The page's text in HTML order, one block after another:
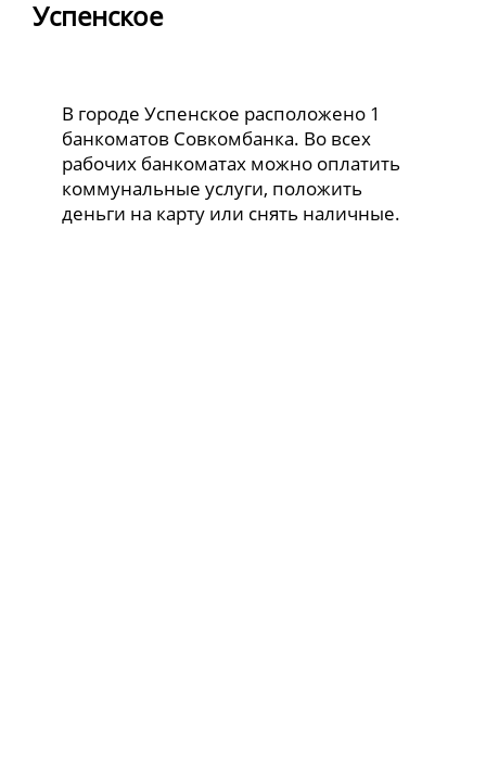
Успенское
В городе Успенское расположено 1
банкоматов Совкомбанка. Во всех
рабочих банкоматах можно оплатить
коммунальные услуги, положить
деньги на карту или снять наличные.